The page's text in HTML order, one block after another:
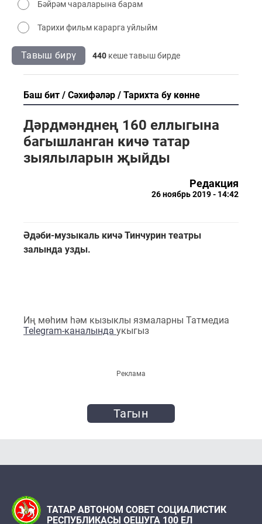
Бәйрәм чараларына барам
Тарихи фильм карарга уйлыйм
Тавыш бирү 440 кеше тавыш бирде
Баш бит Сәхифәләр Тарихта бу көнне
Дәрдмәнднең 160 еллыгына
багышланган кичә татар
зыялыларын җыйды
Редакция
26 ноябрь 2019 - 14:42
Әдәби-музыкаль кичә Тинчурин театры
залында узды.
Иң мөһим һәм кызыклы язмаларны Татмедиа
Telegram-каналында укыгыз
Реклама
Тагын
ТАТАР АВТОНОМ СОВЕТ СОЦИАЛИСТИК
РЕСПУБЛИКАСЫ ОЕШУГА 100 ЕЛ